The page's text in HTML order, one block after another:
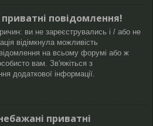
повідомлення!
ви не зареєструвались і / або не
відімкнула можливість
на всьому форумі або ж
вам. Зв'яжіться з
додаткової інформації.
приватні